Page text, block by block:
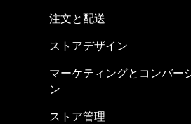
注文と配送
ストアデザイン
マーケティングとコンバー
ン
ストア管理